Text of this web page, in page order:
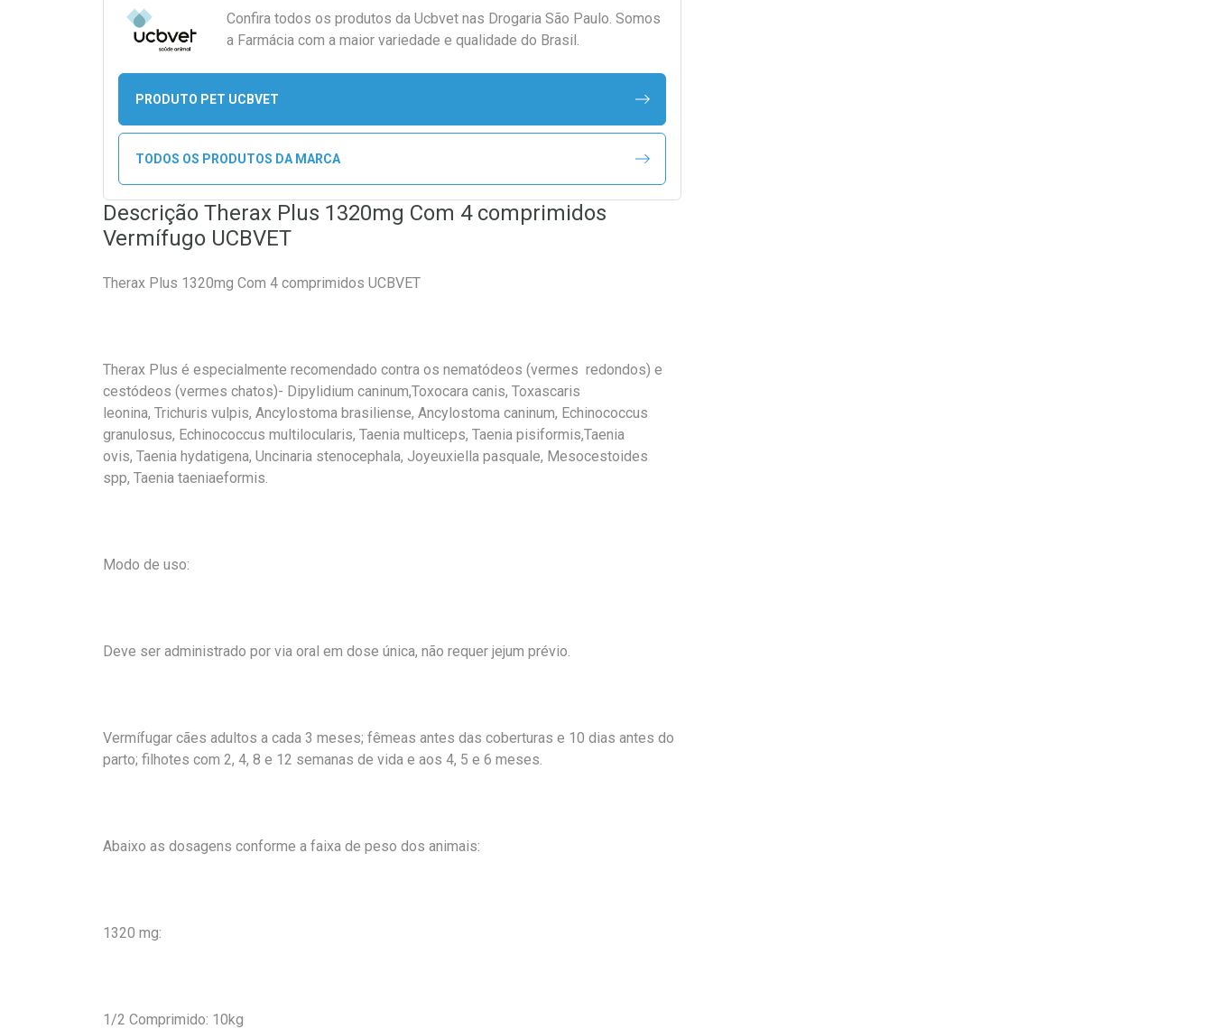
Confira todos os produtos da Ucbvet nas Drogaria São Paulo. Somos
a Farmácia com a maior variedade e qualidade do Brasil.
PRODUTO PET UCBVET
TODOS OS PRODUTOS DA MARCA
Descrição Therax Plus 1320mg Com 4 comprimidos
Vermífugo UCBVET
Therax Plus 1320mg Com 4 comprimidos UCBVET
Therax Plus é especialmente recomendado contra os nematódeos (vermes redondos) e
cestódeos (vermes chatos)- Dipylidium caninum,Toxocara canis, Toxascaris
leonina, Trichuris vulpis, Ancylostoma brasiliense, Ancylostoma caninum, Echinococcus
granulosus, Echinococcus multilocularis, Taenia multiceps, Taenia pisiformis,Taenia
ovis, Taenia hydatigena, Uncinaria stenocephala, Joyeuxiella pasquale, Mesocestoides
spp, Taenia taeniaeformis.
Modo de uso:
Deve ser administrado por via oral em dose única, não requer jejum prévio.
Vermífugar cães adultos a cada 3 meses; fêmeas antes das coberturas e 10 dias antes do
parto; filhotes com 2, 4, 8 e 12 semanas de vida e aos 4, 5 e 6 meses.
Abaixo as dosagens conforme a faixa de peso dos animais:
1320 mg:
1/2 Comprimido: 10kg